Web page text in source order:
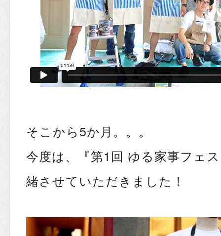
そこから5か月。。。
今度は、『第1回 ゆる家事フェ
緒させていただきました！